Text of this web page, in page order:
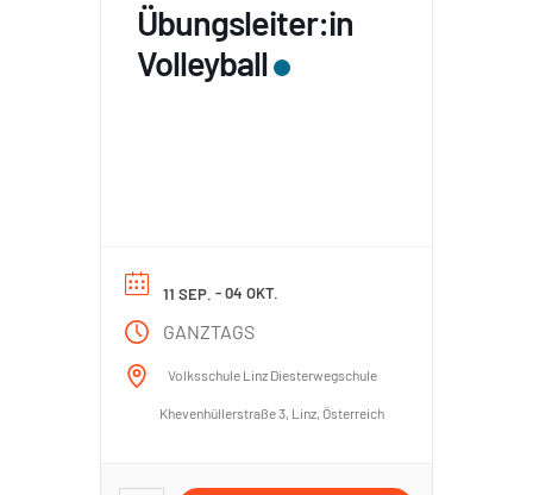
Übungsleiter:in
Volleyball
11 SEP. - 04 OKT.
GANZTAGS
Volksschule Linz Diesterwegschule
Khevenhüllerstraße 3, Linz, Österreich